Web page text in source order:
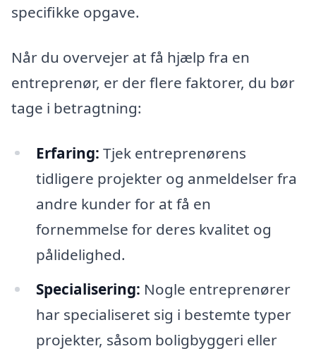
specifikke opgave.
Når du overvejer at få hjælp fra en
entreprenør, er der flere faktorer, du bør
tage i betragtning:
Erfaring: Tjek entreprenørens
tidligere projekter og anmeldelser fra
andre kunder for at få en
fornemmelse for deres kvalitet og
pålidelighed.
Specialisering: Nogle entreprenører
har specialiseret sig i bestemte typer
projekter, såsom boligbyggeri eller